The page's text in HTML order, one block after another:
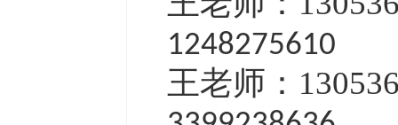
1248275610
王老师：